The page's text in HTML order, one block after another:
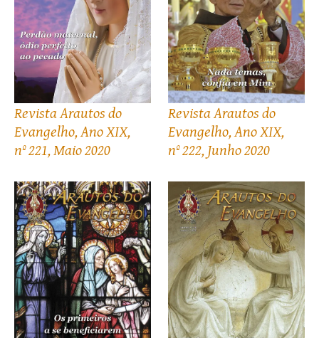
Revista Arautos do
Evangelho, Ano XIX,
nº 221, Maio 2020
Revista Arautos do
Evangelho, Ano XIX,
nº 222, Junho 2020